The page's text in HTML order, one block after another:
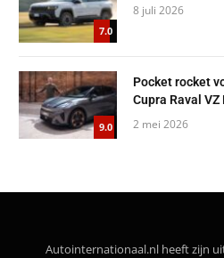
7.0
8 juli 2026
9.0
Pocket rocket
Cupra Raval VZ
2 mei 2026
Autointernationaal.nl heeft zijn